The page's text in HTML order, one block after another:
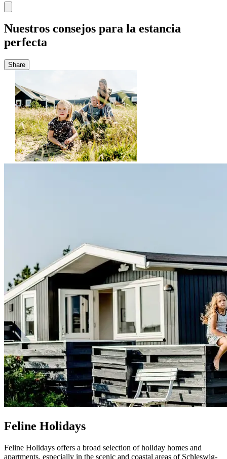
Nuestros consejos para la estancia
perfecta
Share
Feline Holidays
Feline Holidays offers a broad selection of holiday homes and
apartments, especially in the scenic and coastal areas of Schleswig-